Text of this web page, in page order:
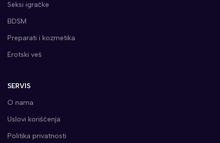
Seksi igračke
BDSM
Preparati i kozmetika
Erotski veš
SERVIS
O nama
Uslovi korišćenja
Politika privatnosti